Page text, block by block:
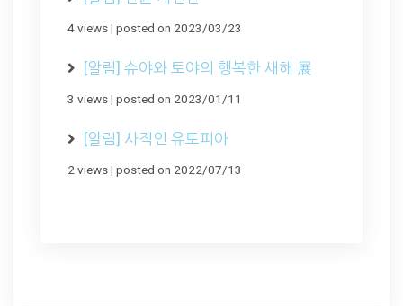
4 views| posted on 2023/03/23
[알림] 슈야와 토야의 행복한 새해 展
3 views| posted on 2023/01/11
[알림] 사적인 유토피아
2 views| posted on 2022/07/13